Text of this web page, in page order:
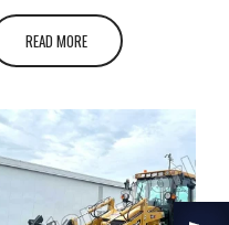
READ MORE